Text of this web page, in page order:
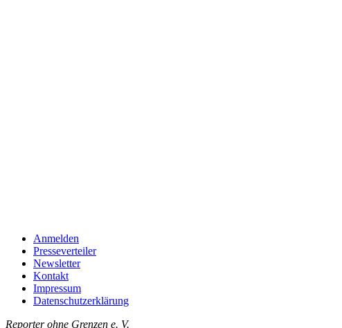
Anmelden
Presseverteiler
Newsletter
Kontakt
Impressum
Datenschutzerklärung
Reporter ohne Grenzen e. V.